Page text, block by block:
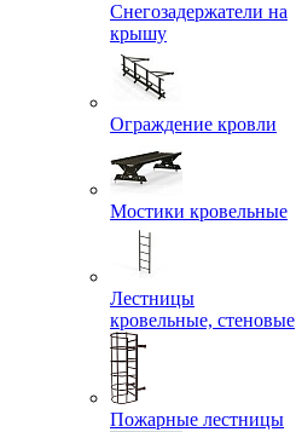
Снегозадержатели на
крышу
Ограждение кровли
Мостики кровельные
Лестницы
кровельные, стеновые
Пожарные лестницы